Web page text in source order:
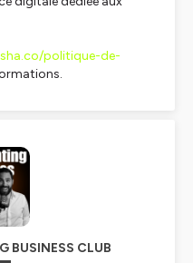
politique-de-
BUSINESS CLUB